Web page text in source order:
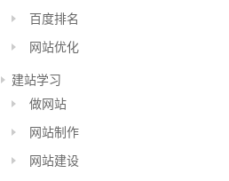
百度排名
网站优化
建站学习
做网站
网站制作
网站建设